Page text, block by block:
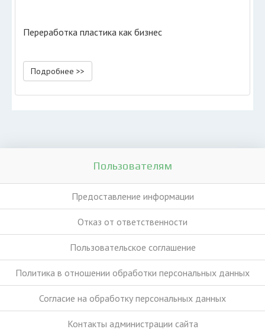
Переработка пластика как бизнес
Подробнее >>
Пользователям
Предоставление информации
Отказ от ответственности
Пользовательское соглашение
Политика в отношении обработки персональных данных
Согласие на обработку персональных данных
Контакты администрации сайта